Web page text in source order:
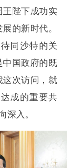
陛下成功实
的新时代。
同沙特的关
中国政府的既
这次访问，就
成的重要共
深入。